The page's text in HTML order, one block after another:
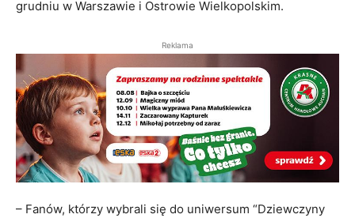
grudniu w Warszawie i Ostrowie Wielkopolskim.
Reklama
– Fanów, którzy wybrali się do uniwersum “Dziewczyny